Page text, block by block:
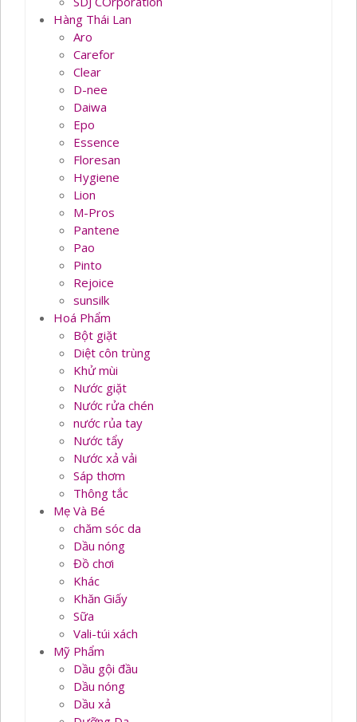
Hàng Thái Lan
Aro
Carefor
Clear
D-nee
Daiwa
Epo
Essence
Floresan
Hygiene
Lion
M-Pros
Pantene
Pao
Pinto
Rejoice
sunsilk
Hoá Phẩm
Bột giặt
Diệt côn trùng
Khử mùi
Nước giặt
Nước rửa chén
nước rủa tay
Nước tẩy
Nước xả vải
Sáp thơm
Thông tắc
Mẹ Và Bé
chăm sóc da
Dầu nóng
Đồ chơi
Khác
Khăn Giấy
Sữa
Vali-túi xách
Mỹ Phẩm
Dầu gội đầu
Dầu nóng
Dầu xả